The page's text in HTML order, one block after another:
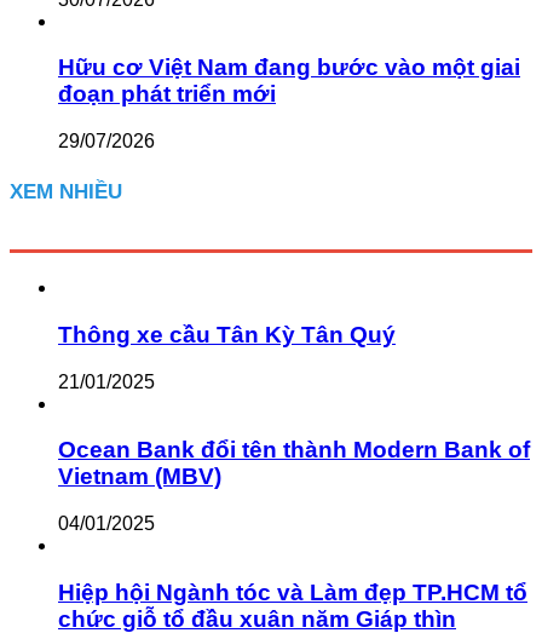
Hữu cơ Việt Nam đang bước vào một giai
đoạn phát triển mới
29/07/2026
XEM NHIỀU
Thông xe cầu Tân Kỳ Tân Quý
21/01/2025
Ocean Bank đổi tên thành Modern Bank of
Vietnam (MBV)
04/01/2025
Hiệp hội Ngành tóc và Làm đẹp TP.HCM tổ
chức giỗ tổ đầu xuân năm Giáp thìn